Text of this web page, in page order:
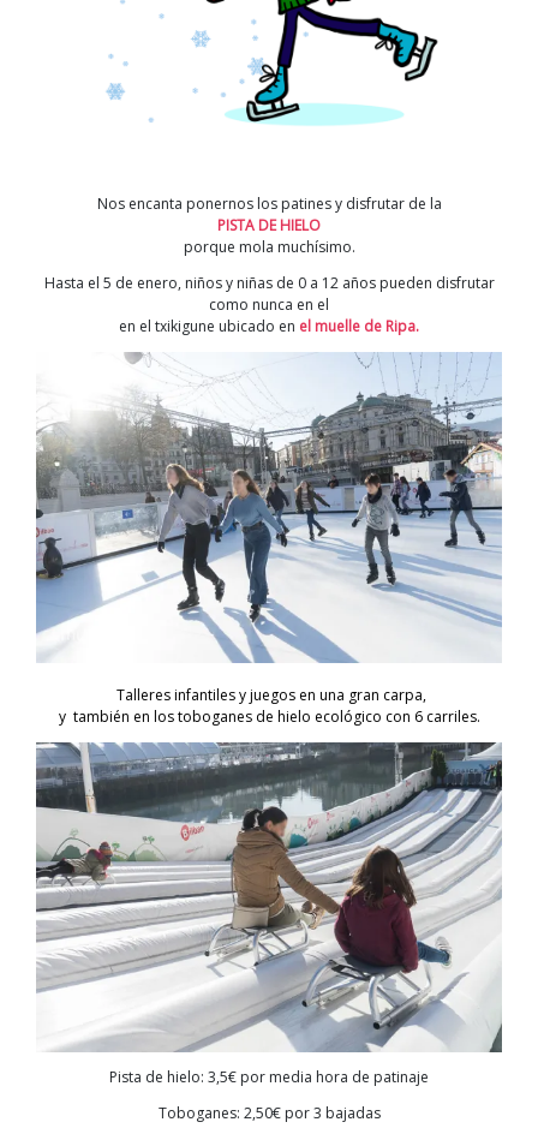
Nos encanta ponernos los patines y disfrutar de la
PISTA DE HIELO
porque mola muchísimo.
Hasta el 5 de enero, niños y niñas de 0 a 12 años pueden disfrutar
como nunca en el
en el txikigune ubicado en el muelle de Ripa.
Talleres infantiles y juegos en una gran carpa,
y también en los toboganes de hielo ecológico con 6 carriles.
Pista de hielo: 3,5€ por media hora de patinaje
Toboganes: 2,50€ por 3 bajadas